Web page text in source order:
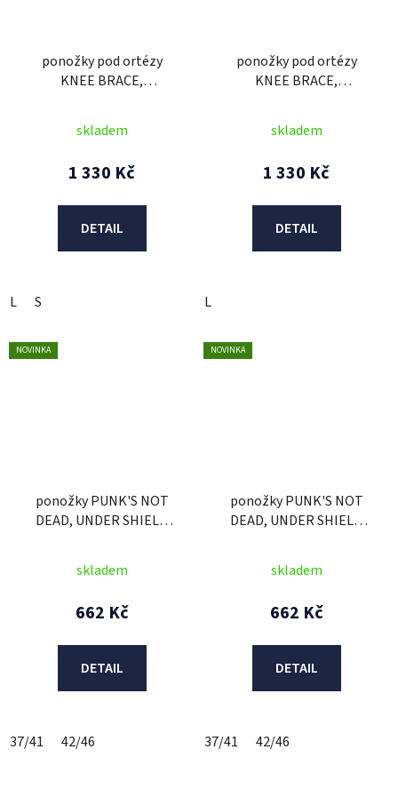
ponožky pod ortézy
KNEE BRACE,
skladem
1 330 Kč
DETAIL
L S
ponožky pod ortézy
KNEE BRACE,
2026
skladem
1 330 Kč
DETAIL
L
NOVINKA
ponožky PUNK'S NOT
DEAD, UNDER SHIELD
skladem
662 Kč
DETAIL
37/41 42/46
NOVINKA
ponožky PUNK'S NOT
DEAD, UNDER SHIELD
skladem
662 Kč
DETAIL
37/41 42/46